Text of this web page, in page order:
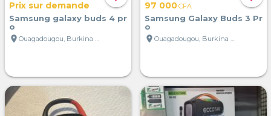
Prix sur demande
Samsung galaxy buds 4 pr
o
location_on
Ouagadougou, Burkina Faso
97 000CFA
Samsung Galaxy Buds 3 Pr
o
location_on
Ouagadougou, Burkina Faso